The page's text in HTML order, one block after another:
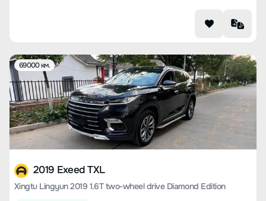
69000 км.
2019 Exeed TXL
Xingtu Lingyun 2019 1.6T two-wheel drive Diamond Edition